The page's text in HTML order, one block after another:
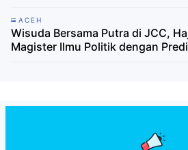
ACEH
Wisuda Bersama Putra di JCC,
Magister Ilmu Politik dengan